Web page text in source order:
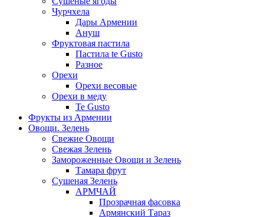
Чурчхела
Дары Армении
Ануш
Фруктовая пастила
Пастила te Gusto
Разное
Орехи
Орехи весовые
Орехи в меду
Te Gusto
Фрукты из Армении
Овощи. Зелень
Свежие Овощи
Свежая Зелень
Замороженные Овощи и Зелень
Тамара фрут
Сушеная Зелень
АРМЧАЙ
Прозрачная фасовка
Армянский Тараз